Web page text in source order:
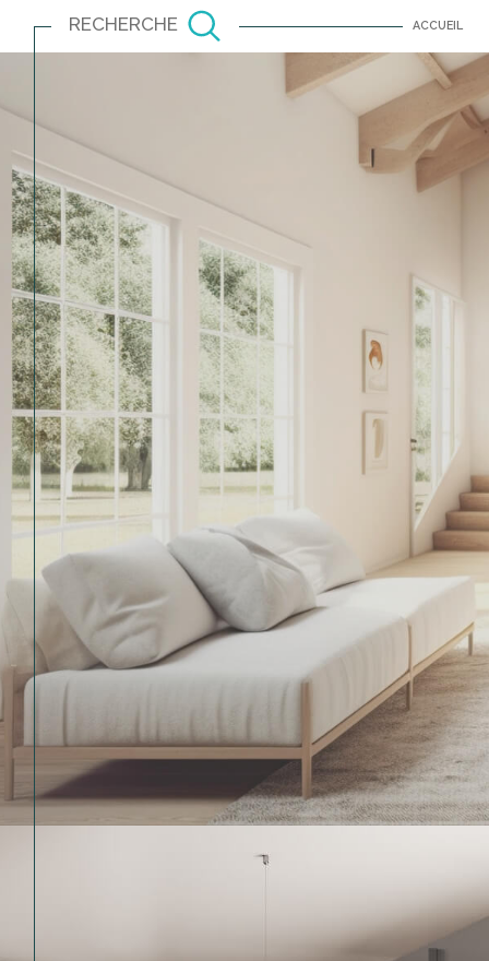
ACCUEIL
RECHERCHE
Louer